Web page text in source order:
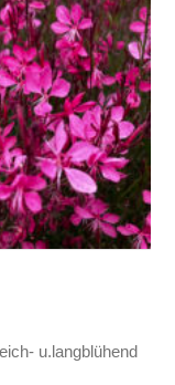
u.langblühend